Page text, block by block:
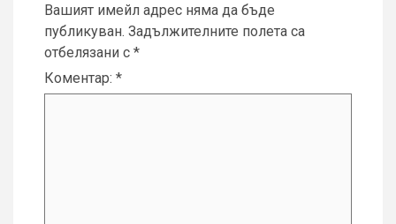
Вашият имейл адрес няма да бъде
публикуван. Задължителните полета са
отбелязани с *
Коментар: *